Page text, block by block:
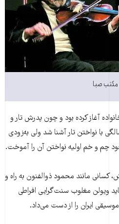
مکتب صبا
آغاز کرده بود و چون پدرش تار و
با نواختن تار آشنا شد ولی به‌زودی
چم و خم اولیه نواختن آن را آموخت.
کسانی مانند محمود ذوالفنون به راه و
ویولن مغلوب سنت‌گرایی افراطی
ایران را از دست می‌داد.